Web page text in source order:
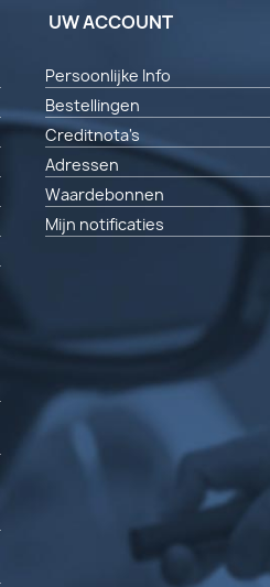
UW ACCOUNT
Persoonlijke Info
Bestellingen
Creditnota's
Adressen
Waardebonnen
Mijn notificaties